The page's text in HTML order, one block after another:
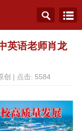
英语老师肖龙
创 | 点击: 5584